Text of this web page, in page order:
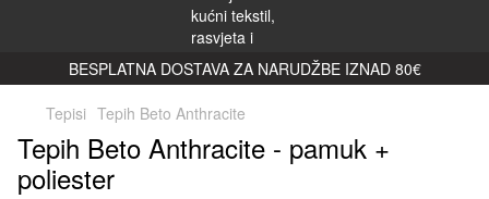
BESPLATNA DOSTAVA ZA NARUDŽBE IZNAD 80€
Tepisi Tepih Beto Anthracite
Tepih Beto Anthracite - pamuk +
poliester